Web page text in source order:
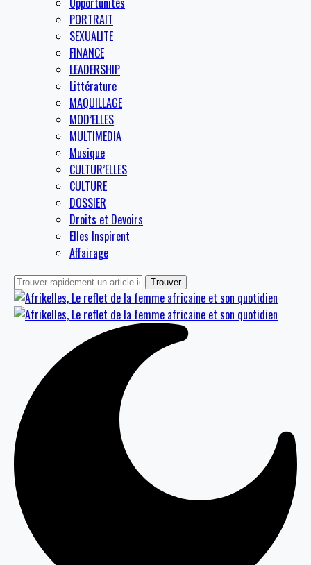
PORTRAIT
SEXUALITE
FINANCE
LEADERSHIP
Littérature
MAQUILLAGE
MOD’ELLES
MULTIMEDIA
Musique
CULTUR’ELLES
CULTURE
DOSSIER
Droits et Devoirs
Elles Inspirent
Affairage